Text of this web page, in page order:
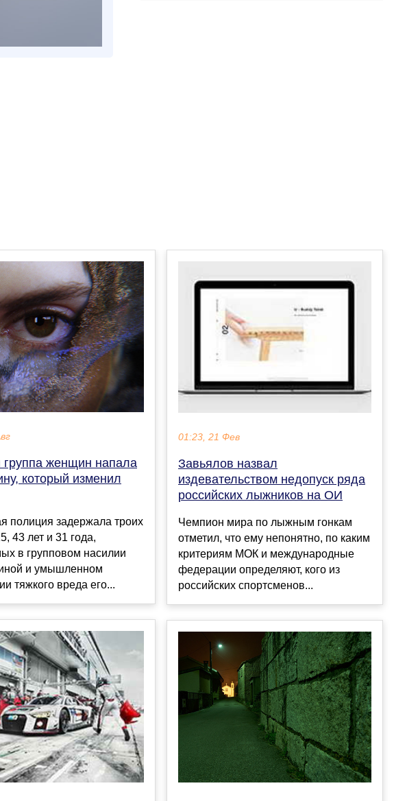
группа женщин напала
который изменил
полиция задержала троих
43 лет и 31 года,
в групповом насилии
и умышленном
тяжкого вреда его...
01:23, 21 Фев
Завьялов назвал
издевательством недопуск ряда
российских лыжников на ОИ
Чемпион мира по лыжным гонкам
отметил, что ему непонятно, по каким
критериям МОК и международные
федерации определяют, кого из
российских спортсменов...